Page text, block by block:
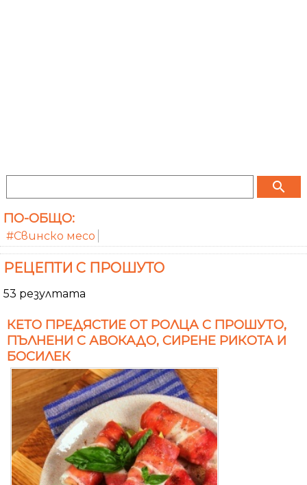
search
ПО-ОБЩО:
#Свинско месо
РЕЦЕПТИ С ПРОШУТО
53 резултата
КЕТО ПРЕДЯСТИЕ ОТ РОЛЦА С ПРОШУТО,
ПЪЛНЕНИ С АВОКАДО, СИРЕНЕ РИКОТА И
БОСИЛЕК